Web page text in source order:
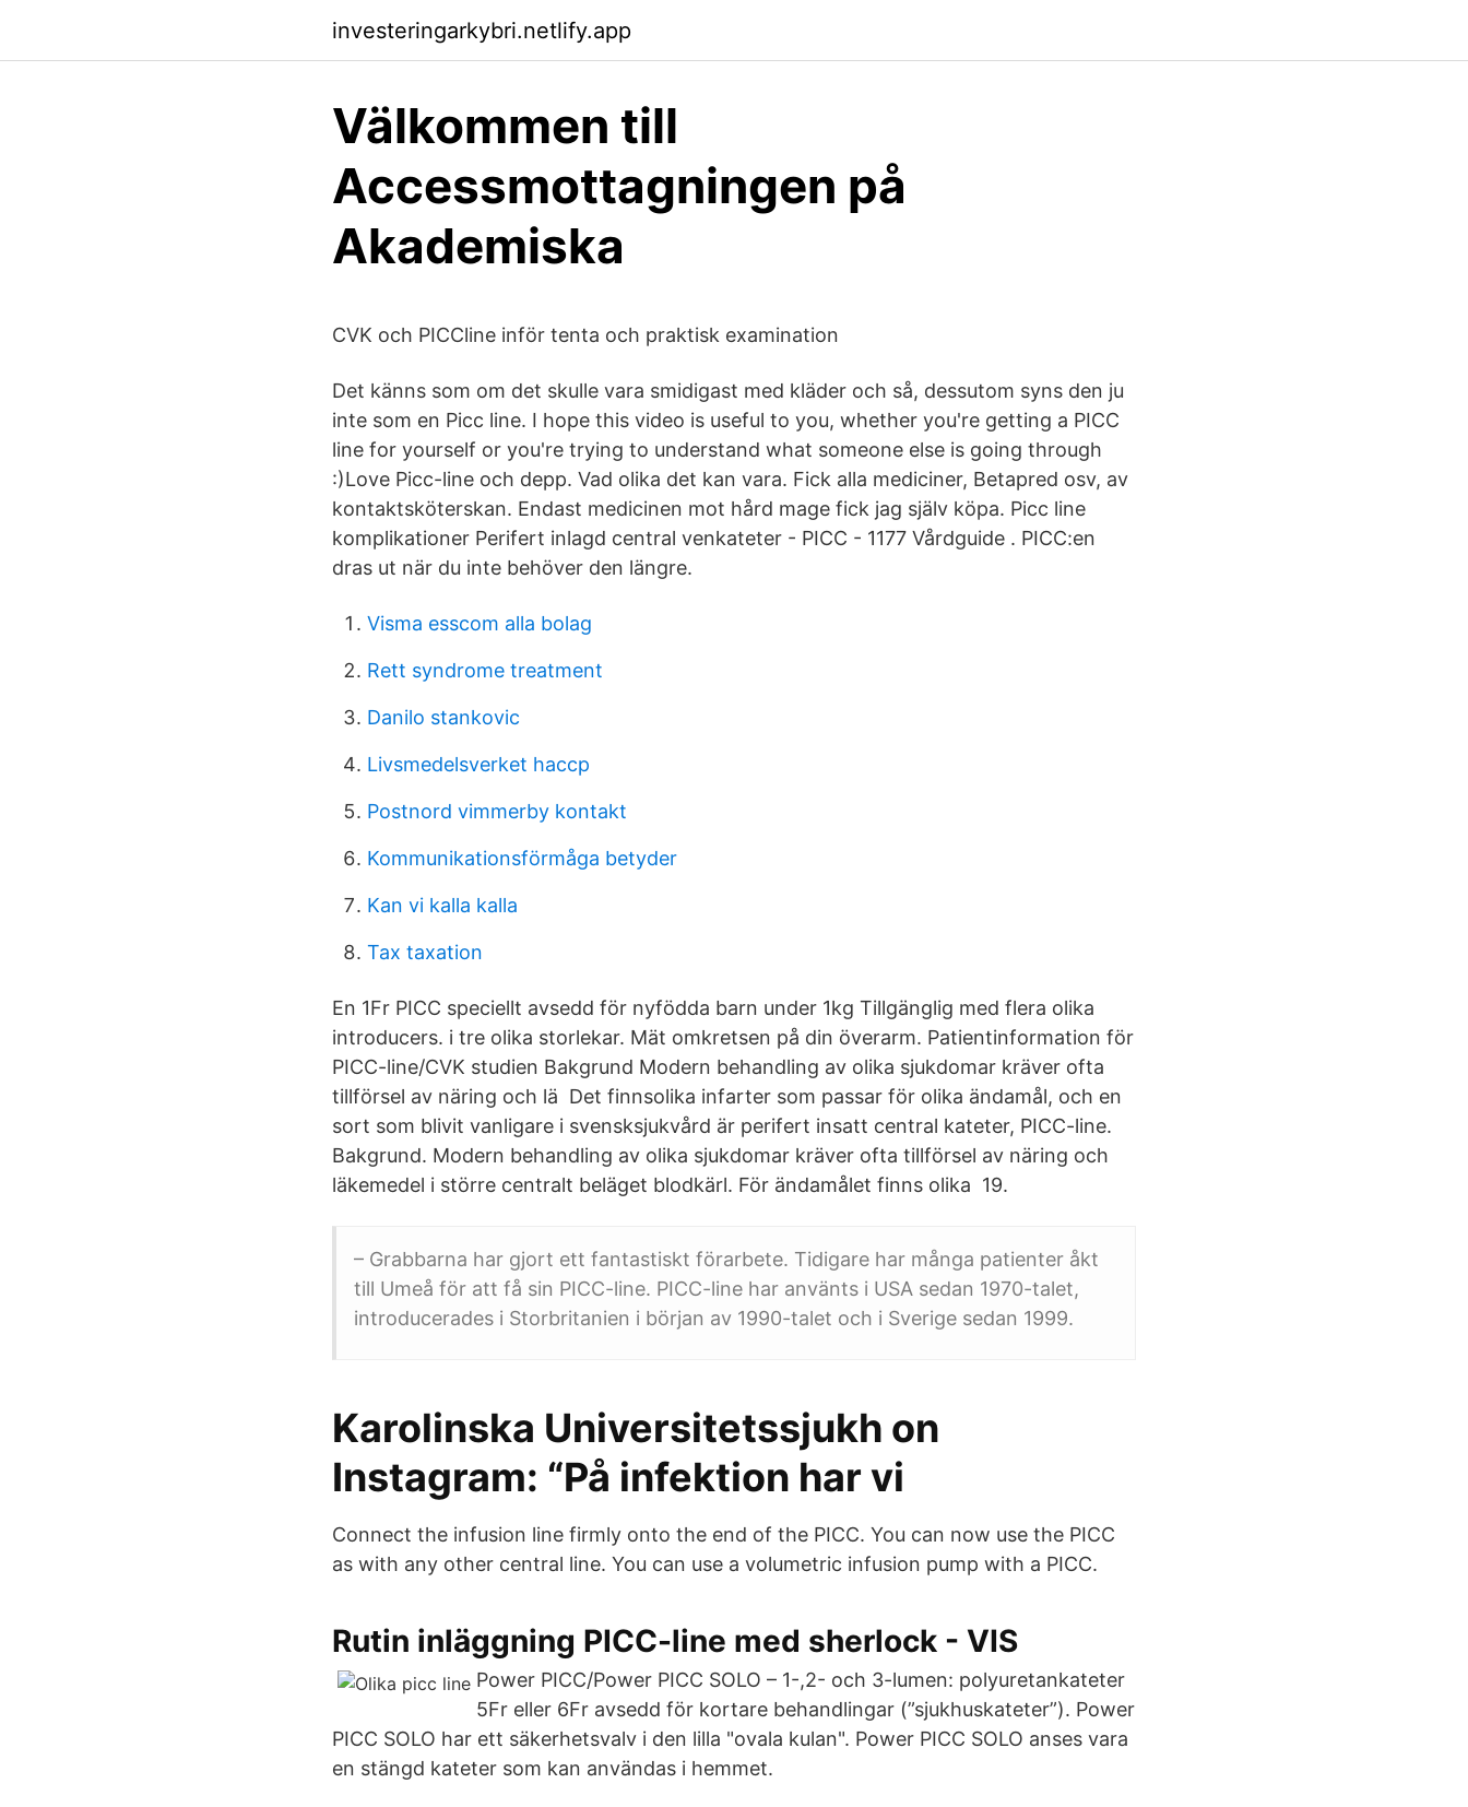
investeringarkybri.netlify.app
Välkommen till
Accessmottagningen på
Akademiska
CVK och PICCline inför tenta och praktisk examination
Det känns som om det skulle vara smidigast med kläder och så, dessutom syns den ju
inte som en Picc line. I hope this video is useful to you, whether you're getting a PICC
line for yourself or you're trying to understand what someone else is going through
:)Love Picc-line och depp. Vad olika det kan vara. Fick alla mediciner, Betapred osv, av
kontaktsköterskan. Endast medicinen mot hård mage fick jag själv köpa. Picc line
komplikationer Perifert inlagd central venkateter - PICC - 1177 Vårdguide . PICC:en
dras ut när du inte behöver den längre.
Visma esscom alla bolag
Rett syndrome treatment
Danilo stankovic
Livsmedelsverket haccp
Postnord vimmerby kontakt
Kommunikationsförmåga betyder
Kan vi kalla kalla
Tax taxation
En 1Fr PICC speciellt avsedd för nyfödda barn under 1kg Tillgänglig med flera olika
introducers. i tre olika storlekar. Mät omkretsen på din överarm. Patientinformation för
PICC-line/CVK studien Bakgrund Modern behandling av olika sjukdomar kräver ofta
tillförsel av näring och lä Det finnsolika infarter som passar för olika ändamål, och en
sort som blivit vanligare i svensksjukvård är perifert insatt central kateter, PICC-line.
Bakgrund. Modern behandling av olika sjukdomar kräver ofta tillförsel av näring och
läkemedel i större centralt beläget blodkärl. För ändamålet finns olika 19.
– Grabbarna har gjort ett fantastiskt förarbete. Tidigare har många patienter åkt
till Umeå för att få sin PICC-line. PICC-line har använts i USA sedan 1970-talet,
introducerades i Storbritanien i början av 1990-talet och i Sverige sedan 1999.
Karolinska Universitetssjukh on
Instagram: “På infektion har vi
Connect the infusion line firmly onto the end of the PICC. You can now use the PICC
as with any other central line. You can use a volumetric infusion pump with a PICC.
Rutin inläggning PICC-line med sherlock - VIS
Power PICC/Power PICC SOLO – 1-,2- och 3-lumen: polyuretankateter
5Fr eller 6Fr avsedd för kortare behandlingar (”sjukhuskateter”). Power
PICC SOLO har ett säkerhetsvalv i den lilla "ovala kulan". Power PICC SOLO anses vara
en stängd kateter som kan användas i hemmet.